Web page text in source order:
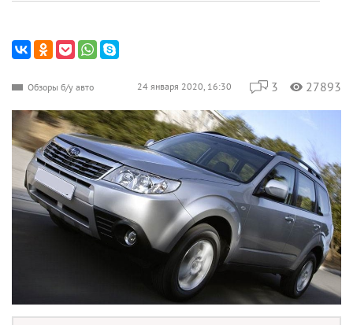
Обзоры б/у авто 24 января 2020, 16:30 3 27893